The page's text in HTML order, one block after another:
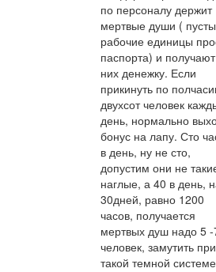
по персоналу держит
мертвые души (
рабочие единицы
паспорта) и
них денежку. Если
прикинуть по
двухсот человек
день, нормально
бонус на лапу. Сто
в день, ну не сто,
допустим они не
наглые, а 40 в день,
30дней, равно 1200
часов, получается
мертвых душ надо 5
человек, замутить при
такой темной системе